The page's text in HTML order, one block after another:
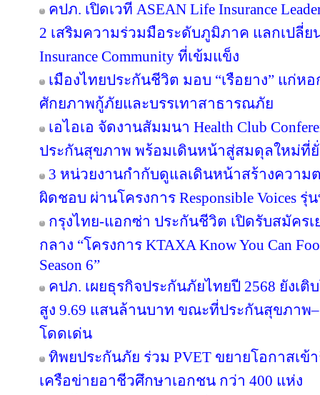
คปภ. เปิดเวที ASEAN Life Insurance
2 เสริมความร่วมมือระดับภูมิภาค แลกเปลี่
Insurance Community ที่เข้มแข็ง
เมืองไทยประกันชีวิต มอบ “เรือยาง” แก่ห
ศักยภาพกู้ภัยและบรรเทาสาธารณภัย
เอไอเอ จัดงานสัมมนา Health Club
ประกันสุขภาพ พร้อมเดินหน้าสู่สมดุลใหม่ที่
3 หน่วยงานกำกับดูแลเดินหน้าสร้างความ
ผิดชอบ ผ่านโครงการ Responsible Voices รุ่
กรุงไทย-แอกซ่า ประกันชีวิต เปิดรับสมัค
กลาง “โครงการ KTAXA Know You Can
Season 6”
คปภ. เผยธุรกิจประกันภัยไทยปี 2568 ยังเ
สูง 9.69 แสนล้านบาท ขณะที่ประกันสุขภาพ
โดดเด่น
ทิพยประกันภัย ร่วม PVET ขยายโอกาสเ
เครือข่ายอาชีวศึกษาเอกชน กว่า 400 แห่ง